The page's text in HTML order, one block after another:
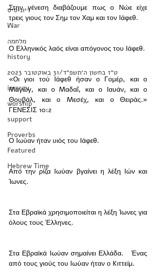
דיוניסיס
War
מלחמה
history
‏ט״ז בחשון ה׳תשפ״ד/31 באוקטובר 2023
improv
worship
support
Proverbs
Featured
Hebrew Time
Στην γένεση διαβάζουμε πως ο Νώε είχε
τρεις γιους τον Σημ τον Χαμ και τον Iάφεθ.
«Oι γιοι τού Iάφεθ ήσαν ο Γομέρ, και ο
Mαγώγ, και ο Mαδαΐ, και ο Iαυάν, και ο
Θουβάλ, και ο Mεσέχ, και ο Θειράς.»
ΓΕΝΕΣΙΣ‬ ‭10‬:‭2‬ ‭ ‭‭
Ο Ιωύαν ήταν υιός του Iάφεθ.
Από την ρίζα Ιωύαν βγαίνει η λέξη Ιών και
Ίωνες.
Στα Εβραϊκά χρησιμοποιείται η λέξη Ίωνες για
όλους τους Έλληνες.
Στα Εβραϊκά Ιωύαν σημαίνει Ελλάδα.   Ένας
από τους γιούς του Ιωύαν ήταν ο Kιττείμ.